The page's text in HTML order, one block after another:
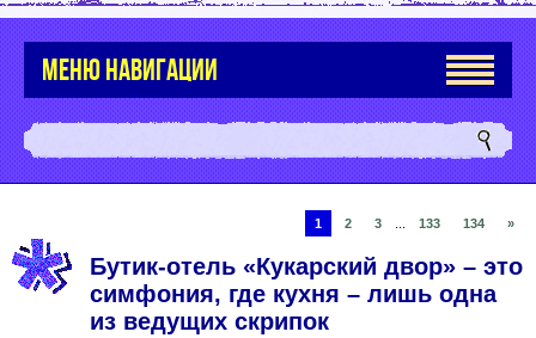
МЕНЮ НАВИГАЦИИ
1 2 3 133 134 »
Бутик-отель «Кукарский двор» – это
симфония, где кухня – лишь одна
из ведущих скрипок